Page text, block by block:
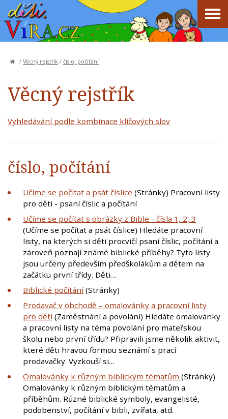
/ Věcný rejstřík / číslo, počítání
Věcný rejstřík
Vyhledávání podle kombinace klíčových slov
číslo, počítání
Učíme se počítat a psát číslice (Stránky) Pracovní listy
pro děti - psaní číslic a počítání
Učíme se počítat s obrázky z Bible - čísla 1, 2, 3
(Učíme se počítat a psát číslice) Hledáte pracovní
listy, na kterých si děti procvičí psaní číslic, počítání a
zároveň poznají známé biblické příběhy? Tyto listy
jsou určeny především předškolákům a dětem na
začátku první třídy. Děti…
Biblické počítání(Stránky)
Prodavač v obchodě – omalovánky a pracovní listy
pro děti (Zaměstnání a povolání) Hledáte omalovánky
a pracovní listy na téma povolání pro mateřskou
školu nebo první třídu? Připravili jsme několik aktivit,
které děti hravou formou seznámí s prací
prodavačky. Vyzkouší si…
Omalovánky k různým biblickým tématům (Stránky)
Omalovánky k různým biblickým tématům a
příběhům. Různé biblické symboly, evangelisté,
podobenství, počítání v bibli, zvířata, atd.